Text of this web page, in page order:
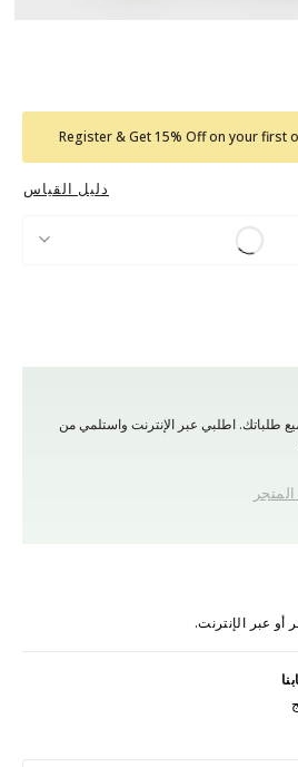
Register & Get 15% Off on your first
دليل القياس
طلباتك. اطلبي عبر الإنترنت واستلمي من